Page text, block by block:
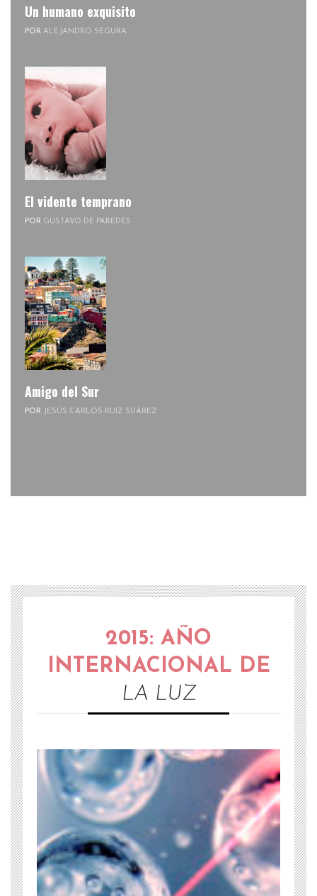
Un humano exquisito
POR ALEJANDRO SEGURA
El vidente temprano
POR GUSTAVO DE PAREDES
Amigo del Sur
POR JESÚS CARLOS RUIZ SUÁREZ
2015: AÑO
INTERNACIONAL DE
LA LUZ